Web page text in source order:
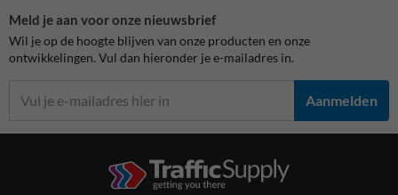
Meld je aan voor onze nieuwsbrief
Wil je op de hoogte blijven van onze producten en onze
ontwikkelingen. Vul dan hieronder je e-mailadres in.
Aanmelden